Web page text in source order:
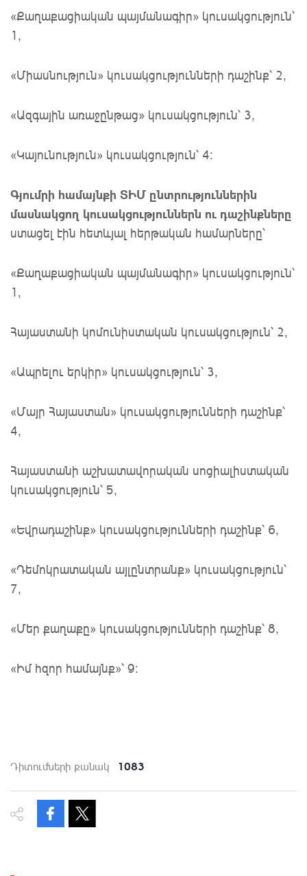
«Քաղաքացիական պայմանագիր» կուսակցություն՝
1,
«Միասնություն» կուսակցությունների դաշինք՝ 2,
«Ազգային առաջընթաց» կուսակցություն՝ 3,
«Կայունություն» կուսակցություն՝ 4։
Գյումրի համայնքի ՏԻՄ ընտրություններին
մասնակցող կուսակցություններն ու դաշինքները
ստացել էին հետևյալ հերթական համարները՝
«Քաղաքացիական պայմանագիր» կուսակցություն՝
1,
Հայաստանի կոմունիստական կուսակցություն՝ 2,
«Ապրելու երկիր» կուսակցություն՝ 3,
«Մայր Հայաստան» կուսակցությունների դաշինք՝
4,
Հայաստանի աշխատավորական սոցիալիստական
կուսակցություն՝ 5,
«Եվրադաշինք» կուսակցությունների դաշինք՝ 6,
«Դեմոկրատական այլընտրանք» կուսակցություն՝
7,
«Մեր քաղաքը» կուսակցությունների դաշինք՝ 8,
«Իմ հզոր համայնք»՝ 9։
Դիտումների քանակ 1083